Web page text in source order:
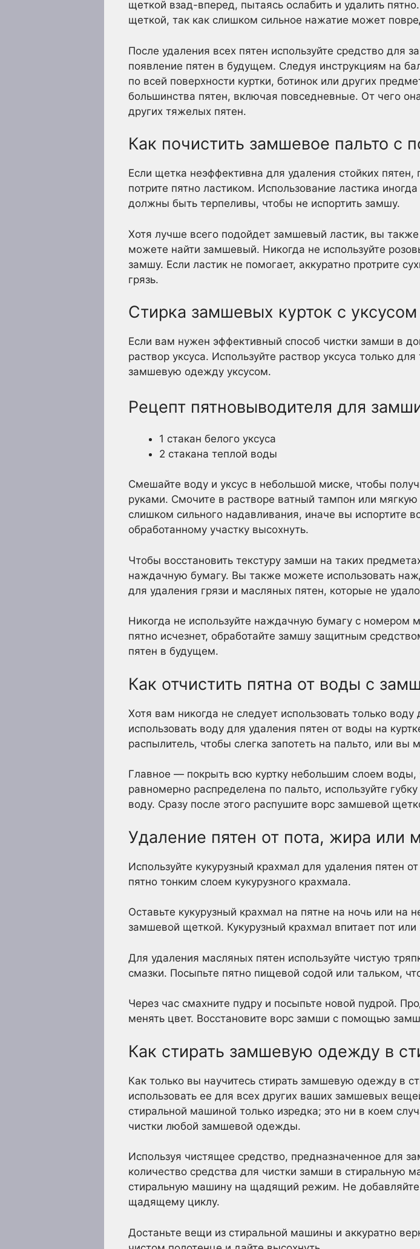
щеткой взад-вперед, пытаясь ослабить и удалить
щеткой, так как слишком сильное нажатие может
После удаления всех пятен используйте средство для
появление пятен в будущем. Следуя инструкциям на
по всей поверхности куртки, ботинок или других
большинства пятен, включая повседневные. От чего
других тяжелых пятен.
Как почистить замшевое пальто с
Если щетка неэффективна для удаления стойких
потрите пятно ластиком. Использование ластика
должны быть терпеливы, чтобы не испортить замшу.
Хотя лучше всего подойдет замшевый ластик, вы
можете найти замшевый. Никогда не используйте
замшу. Если ластик не помогает, аккуратно протрите
грязь.
Стирка замшевых курток с уксусом
Если вам нужен эффективный способ чистки замши в
раствор уксуса. Используйте раствор уксуса только
замшевую одежду уксусом.
Рецепт пятновыводителя для
1 стакан белого уксуса
2 стакана теплой воды
Смешайте воду и уксус в небольшой миске, чтобы
руками. Смочите в растворе ватный тампон или мягкую
слишком сильного надавливания, иначе вы испортите
обработанному участку высохнуть.
Чтобы восстановить текстуру замши на таких
наждачную бумагу. Вы также можете использовать
для удаления грязи и масляных пятен, которые не
Никогда не используйте наждачную бумагу с номером
пятно исчезнет, обработайте замшу защитным
пятен в будущем.
Как отчистить пятна от воды с
Хотя вам никогда не следует использовать только
использовать воду для удаления пятен от воды на
распылитель, чтобы слегка запотеть на пальто, или вы
Главное — покрыть всю куртку небольшим слоем воды,
равномерно распределена по пальто, используйте
воду. Сразу после этого распушите ворс замшевой
Удаление пятен от пота, жира или
Используйте кукурузный крахмал для удаления пятен
пятно тонким слоем кукурузного крахмала.
Оставьте кукурузный крахмал на пятне на ночь или на
замшевой щеткой. Кукурузный крахмал впитает пот
Для удаления масляных пятен используйте чистую
смазки. Посыпьте пятно пищевой содой или тальком,
Через час смахните пудру и посыпьте новой пудрой.
менять цвет. Восстановите ворс замши с помощью
Как стирать замшевую одежду в
Как только вы научитесь стирать замшевую одежду в
использовать ее для всех других ваших замшевых
стиральной машиной только изредка; это ни в коем
чистки любой замшевой одежды.
Используя чистящее средство, предназначенное для
количество средства для чистки замши в стиральную
стиральную машину на щадящий режим. Не добавляйте
щадящему циклу.
Достаньте вещи из стиральной машины и аккуратно